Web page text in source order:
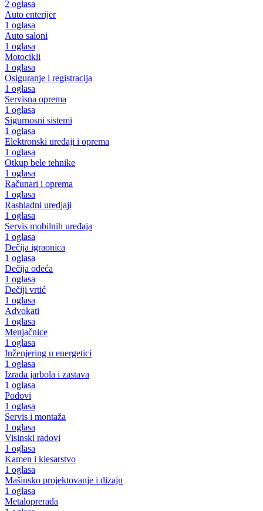
2 oglasa
Auto enterijer
1 oglasa
Auto saloni
1 oglasa
Motocikli
1 oglasa
Osiguranje i registracija
1 oglasa
Servisna oprema
1 oglasa
Sigurnosni sistemi
1 oglasa
Elektronski uređaji i oprema
1 oglasa
Otkup bele tehnike
1 oglasa
Računari i oprema
1 oglasa
Rashladni uredjaji
1 oglasa
Servis mobilnih uređaja
1 oglasa
Dečija igraonica
1 oglasa
Dečija odeća
1 oglasa
Dečiji vrtić
1 oglasa
Advokati
1 oglasa
Menjačnice
1 oglasa
Inženjering u energetici
1 oglasa
Izrada jarbola i zastava
1 oglasa
Podovi
1 oglasa
Servis i montaža
1 oglasa
Visinski radovi
1 oglasa
Kamen i klesarstvo
1 oglasa
Mašinsko projektovanje i dizajn
1 oglasa
Metaloprerada